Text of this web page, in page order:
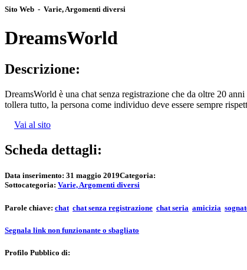
Sito Web - Varie, Argomenti diversi
DreamsWorld
Descrizione:
DreamsWorld è una chat senza registrazione che da oltre 20
tollera tutto, la persona come individuo deve essere sempre
Vai al sito
Scheda dettagli:
Data inserimento: 31 maggio 2019Categoria:
Sottocategoria: Varie, Argomenti diversi
Parole chiave: chat chat senza registrazione chat seria amicizia
Segnala link non funzionante o sbagliato
Profilo Pubblico di: